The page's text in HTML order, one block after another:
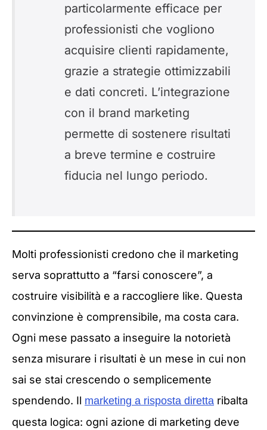
particolarmente efficace per
professionisti che vogliono
acquisire clienti rapidamente,
grazie a strategie ottimizzabili
e dati concreti. L’integrazione
con il brand marketing
permette di sostenere risultati
a breve termine e costruire
fiducia nel lungo periodo.
Molti professionisti credono che il marketing
serva soprattutto a “farsi conoscere”, a
costruire visibilità e a raccogliere like. Questa
convinzione è comprensibile, ma costa cara.
Ogni mese passato a inseguire la notorietà
senza misurare i risultati è un mese in cui non
sai se stai crescendo o semplicemente
spendendo. Il marketing a risposta diretta ribalta
questa logica: ogni azione di marketing deve